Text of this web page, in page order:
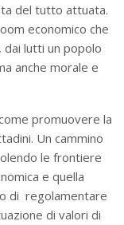
del tutto attuata.
economico che
dai lutti un popolo
anche morale e
promuovere la
Un cammino
le frontiere
e quella
di regolamentare
di valori di